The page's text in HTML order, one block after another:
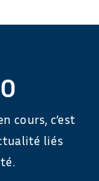
cours, c’est
liés